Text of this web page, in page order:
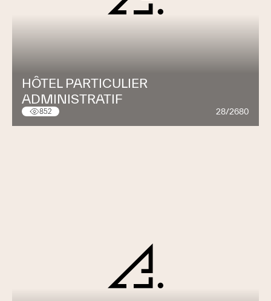
HÔTEL PARTICULIER
ADMINISTRATIF
852 28/2680